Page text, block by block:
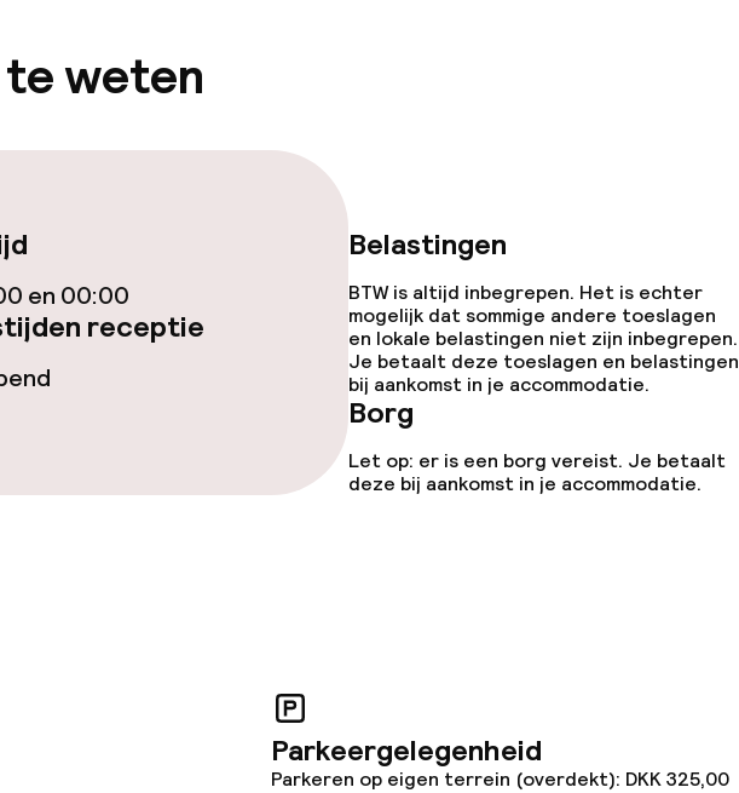
voor kinderen
te weten
en 00:00
receptie
Belastingen
BTW is altijd inbegrepen. Het is echter
mogelijk dat sommige andere toeslagen
en lokale belastingen niet zijn inbegrepen.
Je betaalt deze toeslagen en belastingen
bij aankomst in je accommodatie.
Borg
Let op: er is een borg vereist. Je betaalt
deze bij aankomst in je accommodatie.
Parkeergelegenheid
Parkeren op eigen terrein (overdekt): DKK 325,00